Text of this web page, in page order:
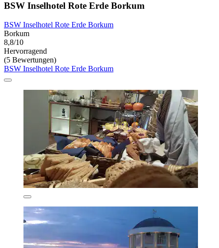
BSW Inselhotel Rote Erde Borkum
BSW Inselhotel Rote Erde Borkum
Borkum
8,8/10
Hervorragend
(5 Bewertungen)
BSW Inselhotel Rote Erde Borkum